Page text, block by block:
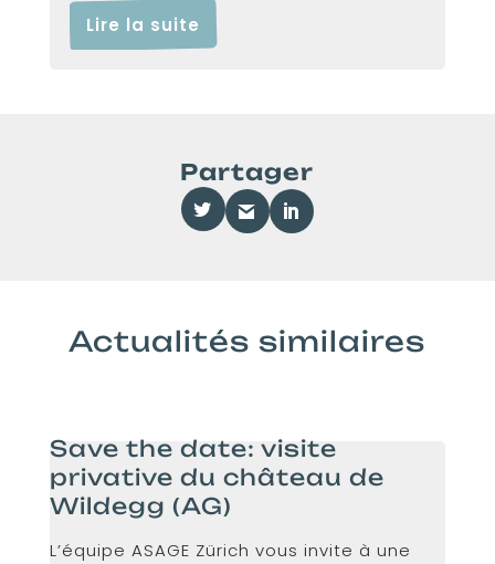
Lire la suite
Partager
Actualités similaires
Save the date: visite
privative du château de
Wildegg (AG)
L’équipe ASAGE Zürich vous invite à une